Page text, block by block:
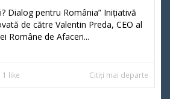
Dialog pentru România” Inițiativă
de către Valentin Preda, CEO al
Române de Afaceri...
1 like Citiți mai departe